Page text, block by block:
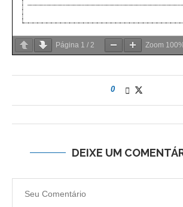
Página 1 / 2 Zoom
0
DEIXE UM